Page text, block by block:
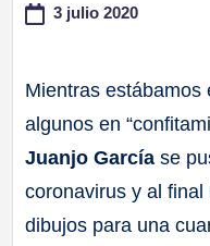
3 julio 2020
Mientras estábamos
algunos en
Juanjo García se
coronavirus y al final
dibujos para una